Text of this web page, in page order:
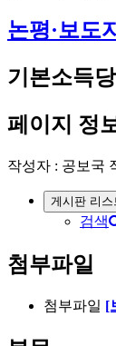
논평·보도
기본소득
페이지 정
작성자 : 공보국
게시판 리스
검색
첨부파일
첨부파일 [